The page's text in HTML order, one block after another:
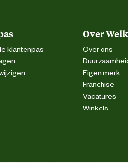
klantenpas
Over
Over ons
Eigen merk
Franchise
Vacatures
Winkels